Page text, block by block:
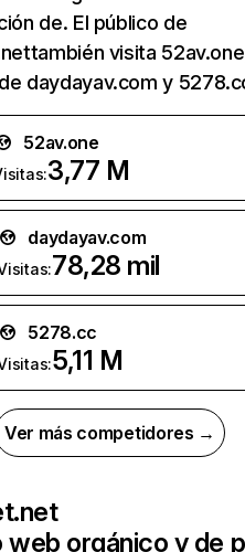
de. El público de
visita
daydayav.com y
52av.one
3,77 M
daydayav.com
78,28 mil
5278.cc
5,11 M
Ver más competidores →
web orgánico y de